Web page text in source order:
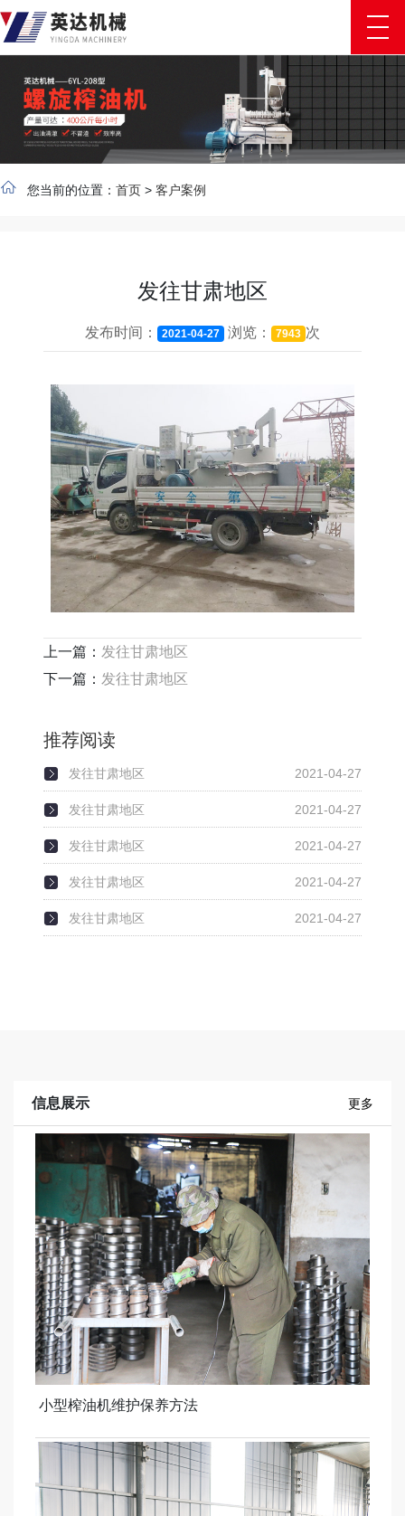
您当前的位置： 首页 > 客户案例
发往甘肃地区
发布时间： 2021-04-27 浏览： 7943 次
上一篇： 发往甘肃地区
下一篇： 发往甘肃地区
推荐阅读
发往甘肃地区 2021-04-27
发往甘肃地区 2021-04-27
发往甘肃地区 2021-04-27
发往甘肃地区 2021-04-27
发往甘肃地区 2021-04-27
信息展示 更多
小型榨油机维护保养方法